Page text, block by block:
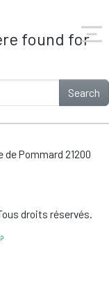
found for
Search
Pommard 21200
droits réservés.